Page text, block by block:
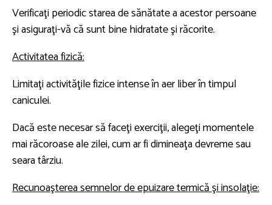
Verificaţi periodic starea de sănătate a acestor persoane
şi asiguraţi-vă că sunt bine hidratate şi răcorite.
Activitatea fizică:
Limitaţi activităţile fizice intense în aer liber în timpul
caniculei.
Dacă este necesar să faceţi exerciţii, alegeţi momentele
mai răcoroase ale zilei, cum ar fi dimineaţa devreme sau
seara târziu.
Recunoaşterea semnelor de epuizare termică şi insolaţie: